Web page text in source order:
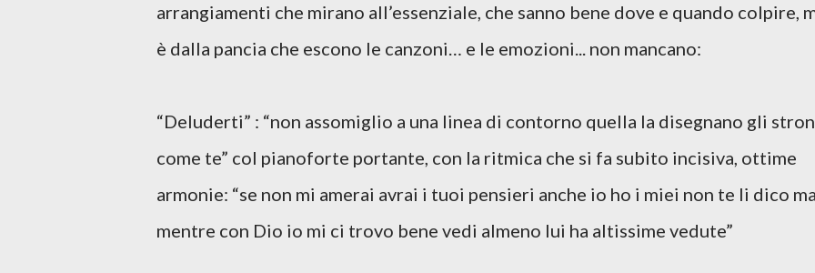
arrangiamenti che mirano all’essenziale, che sanno bene dove e quando colpire,
è dalla pancia che escono le canzoni… e le emozioni... non mancano:
“Deluderti” : “non assomiglio a una linea di contorno quella la disegnano gli
come te” col pianoforte portante, con la ritmica che si fa subito incisiva, ottime
armonie: “se non mi amerai avrai i tuoi pensieri anche io ho i miei non te li dico
mentre con Dio io mi ci trovo bene vedi almeno lui ha altissime vedute”